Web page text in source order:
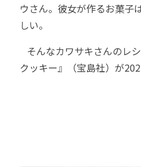
ウさん。彼女が作るお菓子
しい。
そんなカワサキさんのレ
クッキー』（宝島社）が